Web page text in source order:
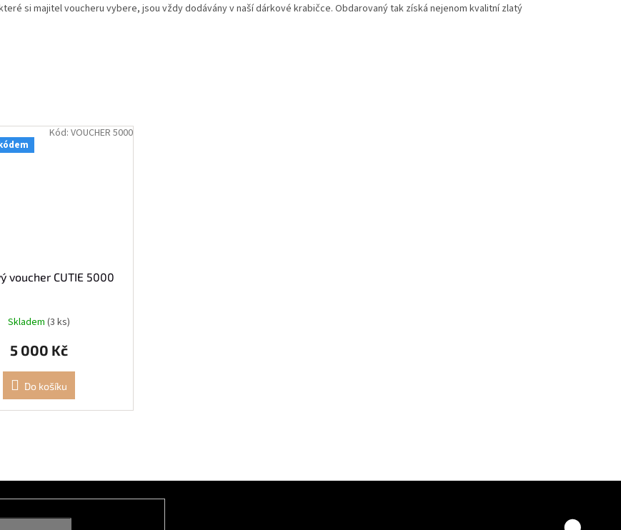
voucher CUTIE 5000
Skladem(3 ks)
5 000 Kč
Do košíku
Kód: VOUCHER 5000
si majitel voucheru vybere, jsou vždy dodávány v naší dárkové krabičce. Obdarovaný tak získá nejenom kvalitní zlatý